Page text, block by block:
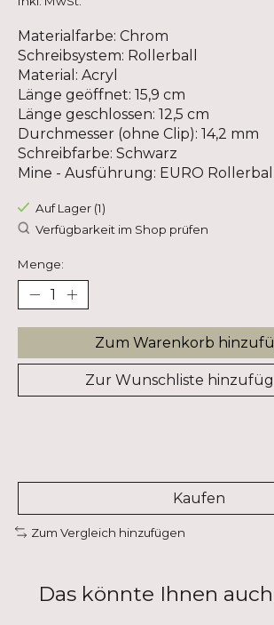
Materialfarbe: Chrom
Schreibsystem: Rollerball
Material: Acryl
Länge geöffnet: 15,9 cm
Länge geschlossen: 12,5 cm
Durchmesser (ohne Clip): 14,2 mm
Schreibfarbe: Schwarz
Mine - Ausführung: EURO
Auf Lager (1)
Verfügbarkeit im Shop prüfen
Menge:
Zum Warenkorb
Zur Wunschliste
Kaufen
Zum Vergleich hinzufügen
Das könnte Ihnen